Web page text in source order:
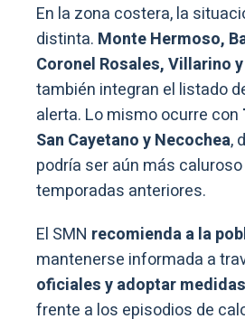
En la zona costera, la
distinta. Monte Hermoso,
Coronel Rosales, Villarino
también integran el listado
alerta. Lo mismo ocurre con
San Cayetano y Necochea,
podría ser aún más
temporadas anteriores.
El SMN recomienda a la
mantenerse informada a
oficiales y adoptar
frente a los episodios de